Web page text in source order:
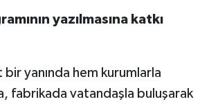
yazılmasına katkı
yanında hem kurumlarla
fabrikada vatandaşla buluşarak